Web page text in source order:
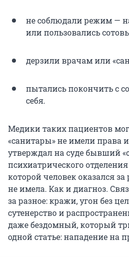
не соблюдали режим —
или пользовались
дерзили врачам или
пытались покончить с
себя.
Медики таких пациентов
«санитары» не имели права
утверждал на суде бывший
психиатрического
которой человек оказался
не имела. Как и диагноз.
за разное: кражи, угон без
сутенерство и
даже бездомный, который
одной статье: нападение на